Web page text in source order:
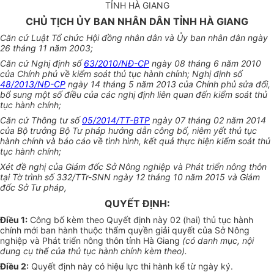
TỈNH HÀ GIANG
CHỦ TỊCH ỦY BAN NHÂN DÂN TỈNH HÀ GIANG
Căn cứ Luật Tổ chức Hội đồng nhân dân và Ủy ban nhân dân ngày
26 tháng 11 năm 2003;
Căn cứ Nghị định số63/2010/NĐ-CP ngày 08 tháng 6 năm 2010
của Chính phủ về kiểm soát thủ tục hành chính; Nghị định số
48/2013/NĐ-CP ngày 14 tháng 5 năm 2013 của Chính phủ sửa đổi,
bổ sung một số điều của các nghị định liên quan đến kiểm soát thủ
tục hành chính;
Căn cứ Thông tư số05/2014/TT-BTP ngày 07 tháng 02 năm 2014
của Bộ trưởng Bộ Tư pháp hướng dẫn công bố, niêm yết thủ tục
hành chính và báo cáo về tình hình, kết quả thực hiện kiểm soát thủ
tục hành chính;
Xét đề nghị của Giám đốc Sở Nông nghiệp và Phát triển nông thôn
tại Tờ trình số 332/TTr-SNN ngày 12 tháng 10 năm 2015 và Giám
đốc Sở Tư pháp,
QUYẾT ĐỊNH:
Điều 1: Công bố kèm theo Quyết định này 02 (hai) thủ tục hành
chính mới ban hành thuộc thẩm quyền giải quyết của Sở Nông
nghiệp và Phát triển nông thôn tỉnh Hà Giang (có danh mục, nội
dung cụ thể của thủ tục hành chính kèm theo).
Điều 2: Quyết định này có hiệu lực thi hành kể từ ngày ký.